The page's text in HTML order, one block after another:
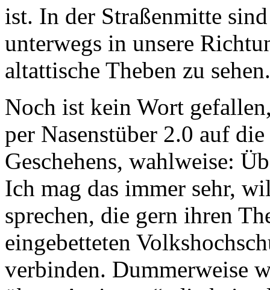
ist. In der Straßenmitte
unterwegs in unsere
altattische Theben zu
Noch ist kein Wort
per Nasenstüber 2.0 auf
Geschehens, wahlweise:
Ich mag das immer sehr,
sprechen, die gern ihren
eingebetteten
verbinden. Dummerweise